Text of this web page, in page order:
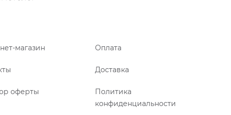
магазин Оплата
Доставка
оферты
Политика
конфиденциальности